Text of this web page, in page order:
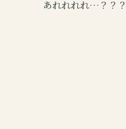
あれれれれ…？？？